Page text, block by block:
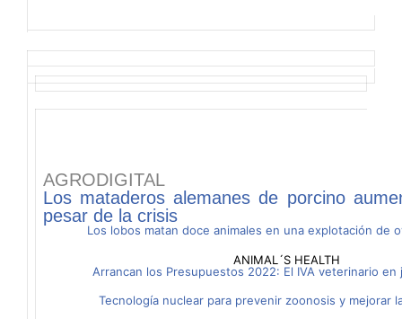
AGRODIGITAL
Los mataderos alemanes de porcino
pesar de la crisis
Los lobos matan doce animales en una explotación de
ANIMAL´S HEALTH
Arrancan los Presupuestos 2022: El IVA veterinario
Tecnología nuclear para prevenir zoonosis y mejorar